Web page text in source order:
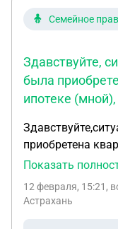
Семейное
Здавствуйте,
была
ипотеке
приобретена
(мной),в 2018
сих пор от туда
Показать
12 февраля, 15:21 ,
Астрахань